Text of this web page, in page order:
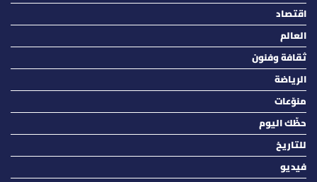
اقتصاد
العالم
ثقافة وفنون
الرياضة
منوّعات
حظّك اليوم
للتاريخ
فيديو